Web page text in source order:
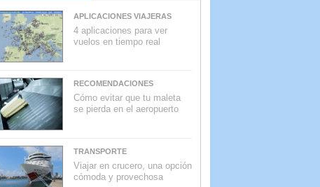
APLICACIONES VIAJERAS
4 aplicaciones para ver
vuelos en tiempo real
RECOMENDACIONES
Cómo evitar que tu maleta
se pierda en el aeropuerto
TRANSPORTE
Viajar en crucero, una opción
cómoda y provechosa